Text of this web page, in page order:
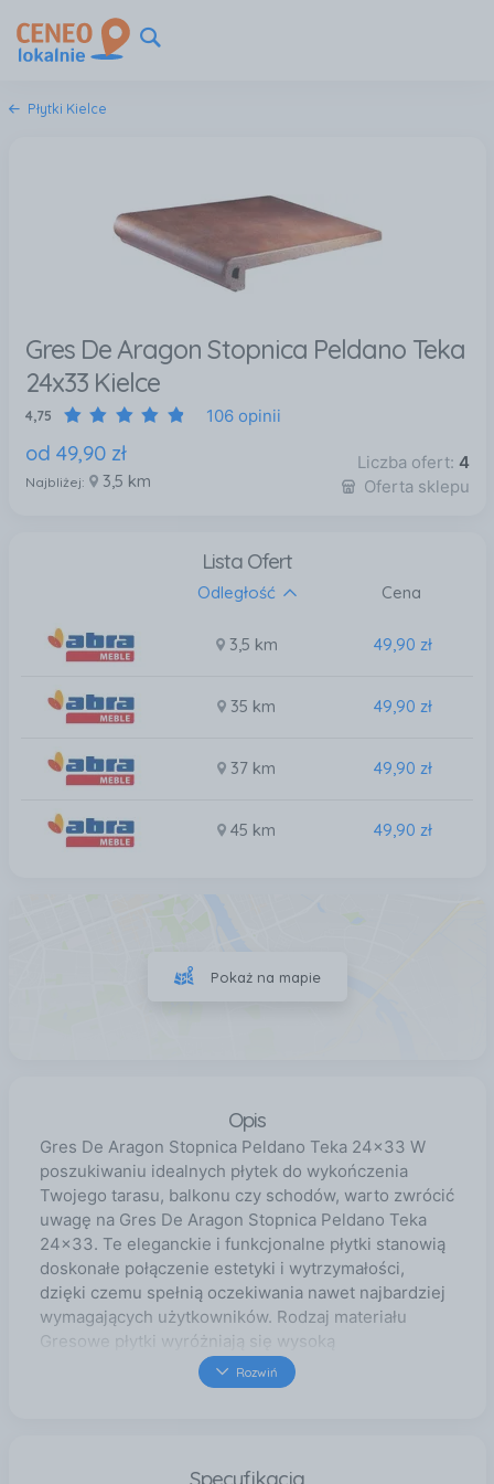
Płytki Kielce
Gres De Aragon Stopnica Peldano Teka
24x33 Kielce
4,75 106 opinii
od 49,90 zł
Najbliżej: 3,5 km
Liczba ofert: 4
Oferta sklepu
Lista Ofert
Odległość Cena
3,5 km 49,90 zł
35 km 49,90 zł
37 km 49,90 zł
45 km 49,90 zł
Pokaż na mapie
Opis
Gres De Aragon Stopnica Peldano Teka 24x33 W
poszukiwaniu idealnych płytek do wykończenia
Twojego tarasu, balkonu czy schodów, warto zwrócić
uwagę na Gres De Aragon Stopnica Peldano Teka
24x33. Te eleganckie i funkcjonalne płytki stanowią
doskonałe połączenie estetyki i wytrzymałości,
dzięki czemu spełnią oczekiwania nawet najbardziej
wymagających użytkowników. Rodzaj materiału
Gresowe płytki wyróżniają się wysoką
wytrzymałością na uszkodzenia mechaniczne oraz
odpornością na warunki atmosferyczne. Dzięki temu
Rozwiń
Specyfikacja